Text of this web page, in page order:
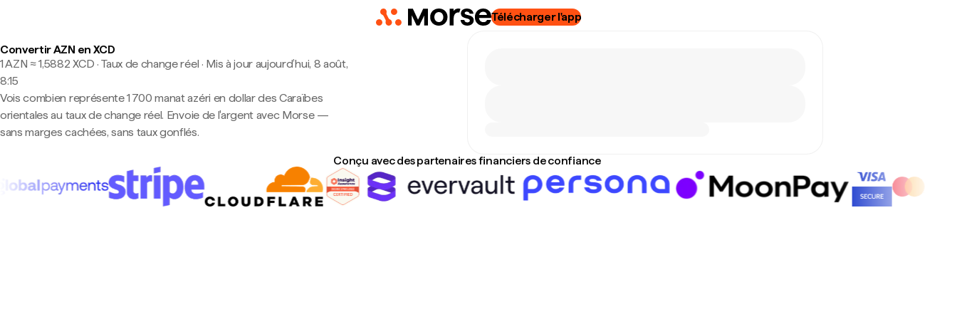
Télécharger l'app
Convertir AZN en XCD
1 AZN ≈ 1,5882 XCD · Taux de change réel · Mis à jour aujourd’hui, 8 août,
8:15
Vois combien représente 1 700 manat azéri en dollar des Caraïbes
orientales au taux de change réel. Envoie de l'argent avec Morse —
sans marges cachées, sans taux gonflés.
Conçu avec des partenaires financiers de confiance